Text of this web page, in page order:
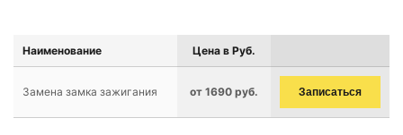
Наименование Цена в Руб.
Замена замка зажигания от 1690 руб. Записаться